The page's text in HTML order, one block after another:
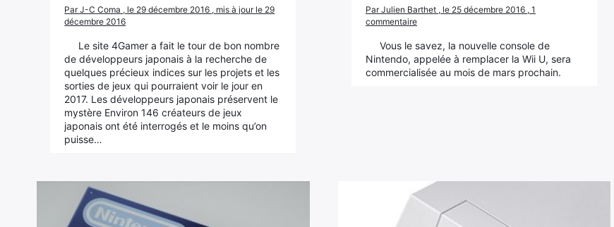
Par J-C Coma , le 29 décembre 2016 , mis à jour le 29
décembre 2016
Le site 4Gamer a fait le tour de bon nombre
de développeurs japonais à la recherche de
quelques précieux indices sur les projets et les
sorties de jeux qui pourraient voir le jour en
2017. Les développeurs japonais préservent le
mystère Environ 146 créateurs de jeux
japonais ont été interrogés et le moins qu’on
puisse…
Par Julien Barthet , le 25 décembre 2016 , 1
commentaire
Vous le savez, la nouvelle console de
Nintendo, appelée à remplacer la Wii U, sera
commercialisée au mois de mars prochain.